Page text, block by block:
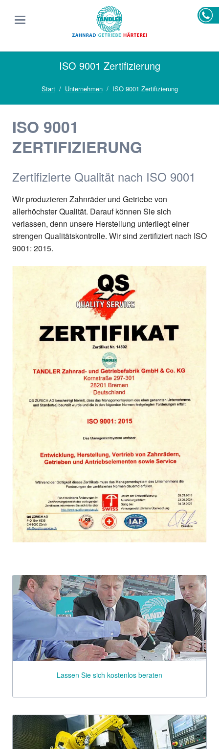
ISO 9001 Zertifizierung
Start Unternehmen ISO 9001 Zertifizierung
ISO 9001
ZERTIFIZIERUNG
Zertifizierte Qualität nach ISO 9001
Wir produzieren Zahnräder und Getriebe von
allerhöchster Qualität. Darauf können Sie sich
verlassen, denn unsere Herstellung unterliegt einer
strengen Qualitätskontrolle. Wir sind zertifiziert nach ISO
9001: 2015.
Lassen Sie sich kostenlos beraten